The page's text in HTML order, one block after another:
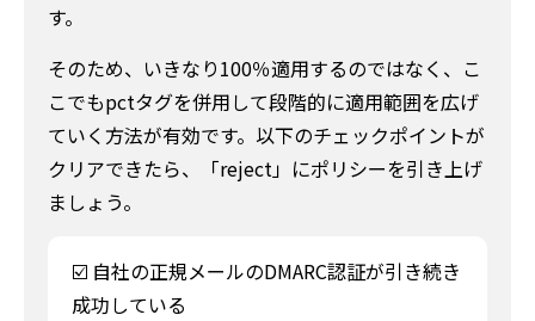
す。
そのため、いきなり100％適用するのではなく、こ
こでもpctタグを併用して段階的に適用範囲を広げ
ていく方法が有効です。以下のチェックポイントが
クリアできたら、「reject」にポリシーを引き上げ
ましょう。
☑️ 自社の正規メールのDMARC認証が引き続き
成功している